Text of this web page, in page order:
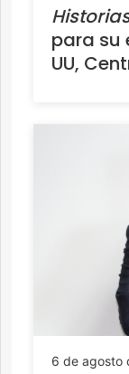
para su
UU,
6 de agosto